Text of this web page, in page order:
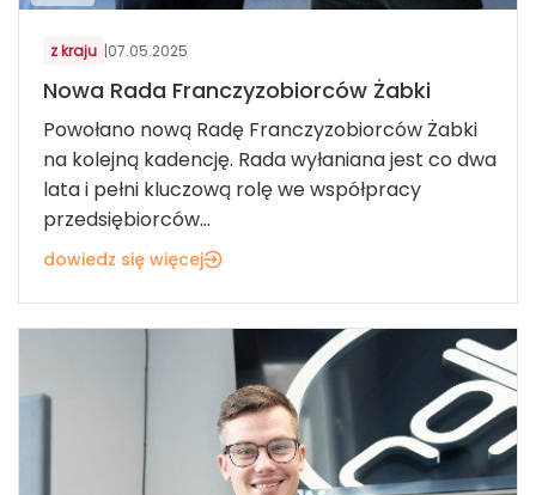
z kraju |07.05.2025
Nowa Rada Franczyzobiorców Żabki
Powołano nową Radę Franczyzobiorców Żabki
na kolejną kadencję. Rada wyłaniana jest co dwa
lata i pełni kluczową rolę we współpracy
przedsiębiorców...
dowiedz się więcej